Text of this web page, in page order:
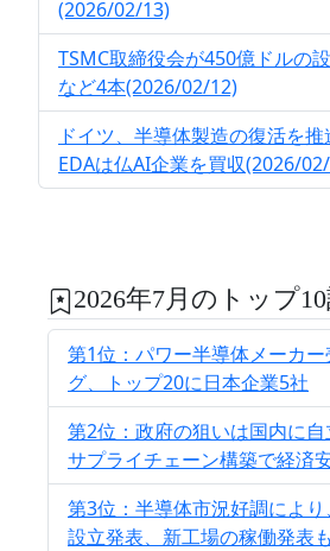
(2026/02/13)
TSMC取締役会が450億ドルの
など4本(2026/02/12)
ドイツ、半導体製造の復活を
EDAは仏AI企業を買収(2026/
2026年7月のトップ
第1位：パワー半導体メーカ
グ、トップ20に日本企業5社
第2位：政府の狙いは国内に
サプライチェーン構築で経済
第3位：半導体市況好調によ
設立発表、新工場の稼働発表